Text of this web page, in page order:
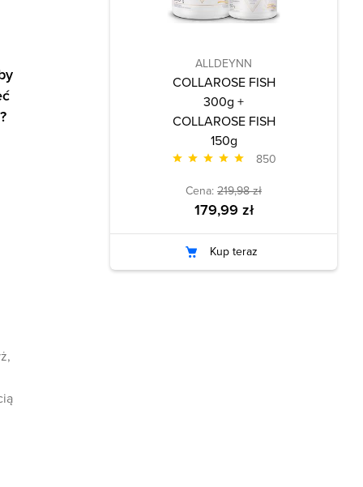
ALLDEYNN
COLLAROSE FISH
300g +
COLLAROSE FISH
150g
850
Cena: 219,98 zł
179,99 zł
Kup teraz